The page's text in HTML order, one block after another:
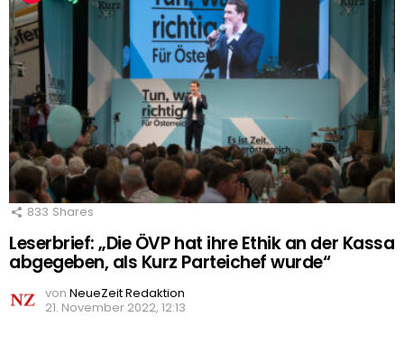
833 Shares
Leserbrief: „Die ÖVP hat ihre Ethik an der Kassa
abgegeben, als Kurz Parteichef wurde“
von NeueZeit Redaktion
21. November 2022, 12:13